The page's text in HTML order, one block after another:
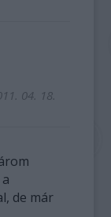
04. 18.
de már